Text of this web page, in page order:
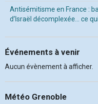
Antisémitisme en France :
d’Israël décomplexée… ce
Événements à venir
Aucun évènement à afficher.
Météo Grenoble